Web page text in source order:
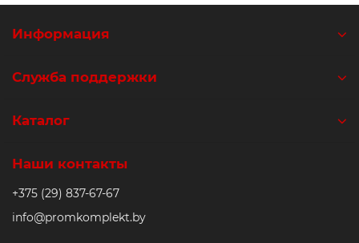
Информация
Служба поддержки
Каталог
Наши контакты
+375 (29) 837-67-67
info@promkomplekt.by